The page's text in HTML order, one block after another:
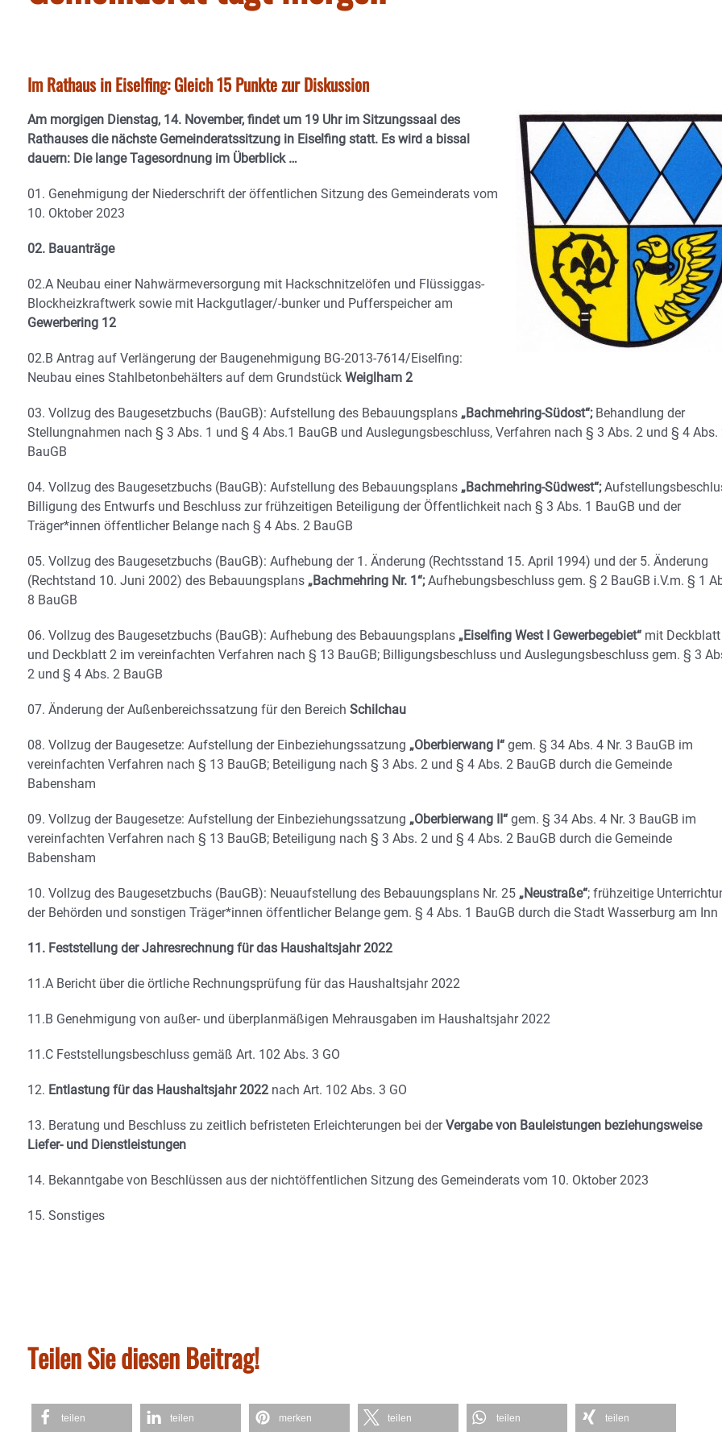
Im Rathaus in Eiselfing: Gleich 15 Punkte zur Diskussion
Am morgigen Dienstag, 14. November, findet um 19 Uhr im Sitzungssaal des
Rathauses die nächste Gemeinderatssitzung in Eiselfing statt. Es wird a bissal
dauern: Die lange Tagesordnung im Überblick …
01. Genehmigung der Niederschrift der öffentlichen Sitzung des Gemeinderats vom
10. Oktober 2023
02. Bauanträge
02.A Neubau einer Nahwärmeversorgung mit Hackschnitzelöfen und Flüssiggas-
Blockheizkraftwerk sowie mit Hackgutlager/-bunker und Pufferspeicher am
Gewerbering 12
02.B Antrag auf Verlängerung der Baugenehmigung BG-2013-7614/Eiselfing:
Neubau eines Stahlbetonbehälters auf dem Grundstück Weiglham 2
03. Vollzug des Baugesetzbuchs (BauGB): Aufstellung des Bebauungsplans „Bachmehring-Südost“;Behandlung der
Stellungnahmen nach § 3 Abs. 1 und § 4 Abs.1 BauGB und Auslegungsbeschluss, Verfahren nach § 3 Abs. 2 und § 4 Abs.
BauGB
04. Vollzug des Baugesetzbuchs (BauGB): Aufstellung des Bebauungsplans „Bachmehring-Südwest“;
Billigung des Entwurfs und Beschluss zur frühzeitigen Beteiligung der Öffentlichkeit nach § 3 Abs. 1 BauGB und der
Träger*innen öffentlicher Belange nach § 4 Abs. 2 BauGB
05. Vollzug des Baugesetzbuchs (BauGB): Aufhebung der 1. Änderung (Rechtsstand 15. April 1994) und der 5. Änderung
(Rechtstand 10. Juni 2002) des Bebauungsplans „Bachmehring Nr. 1“;Aufhebungsbeschluss gem. § 2 BauGB i.V.m. § 1
8 BauGB
06. Vollzug des Baugesetzbuchs (BauGB): Aufhebung des Bebauungsplans „Eiselfing West I Gewerbegebiet“ mit
und Deckblatt 2 im vereinfachten Verfahren nach § 13 BauGB; Billigungsbeschluss und Auslegungsbeschluss gem. § 3
2 und § 4 Abs. 2 BauGB
07. Änderung der Außenbereichssatzung für den Bereich Schilchau
08. Vollzug der Baugesetze: Aufstellung der Einbeziehungssatzung „Oberbierwang I“ gem. § 34 Abs. 4 Nr. 3 BauGB im
vereinfachten Verfahren nach § 13 BauGB; Beteiligung nach § 3 Abs. 2 und § 4 Abs. 2 BauGB durch die Gemeinde
Babensham
09. Vollzug der Baugesetze: Aufstellung der Einbeziehungssatzung „Oberbierwang II“ gem. § 34 Abs. 4 Nr. 3 BauGB im
vereinfachten Verfahren nach § 13 BauGB; Beteiligung nach § 3 Abs. 2 und § 4 Abs. 2 BauGB durch die Gemeinde
Babensham
10. Vollzug des Baugesetzbuchs (BauGB): Neuaufstellung des Bebauungsplans Nr. 25 „Neustraße“; frühzeitige
der Behörden und sonstigen Träger*innen öffentlicher Belange gem. § 4 Abs. 1 BauGB durch die Stadt Wasserburg am Inn
11. Feststellung der Jahresrechnung für das Haushaltsjahr 2022
11.A Bericht über die örtliche Rechnungsprüfung für das Haushaltsjahr 2022
11.B Genehmigung von außer- und überplanmäßigen Mehrausgaben im Haushaltsjahr 2022
11.C Feststellungsbeschluss gemäß Art. 102 Abs. 3 GO
12. Entlastung für das Haushaltsjahr 2022 nach Art. 102 Abs. 3 GO
13. Beratung und Beschluss zu zeitlich befristeten Erleichterungen bei derVergabe von Bauleistungen beziehungsweise
Liefer- und Dienstleistungen
14. Bekanntgabe von Beschlüssen aus der nichtöffentlichen Sitzung des Gemeinderats vom 10. Oktober 2023
15. Sonstiges
Teilen Sie diesen Beitrag!
teilen teilen merken teilen teilen teilen